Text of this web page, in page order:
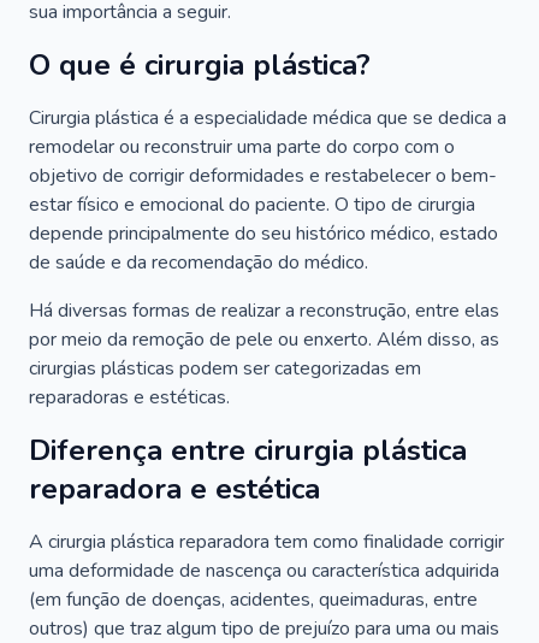
sua importância a seguir.
O que é cirurgia plástica?
Cirurgia plástica é a especialidade médica que se dedica a
remodelar ou reconstruir uma parte do corpo com o
objetivo de corrigir deformidades e restabelecer o bem-
estar físico e emocional do paciente. O tipo de cirurgia
depende principalmente do seu histórico médico, estado
de saúde e da recomendação do médico.
Há diversas formas de realizar a reconstrução, entre elas
por meio da remoção de pele ou enxerto. Além disso, as
cirurgias plásticas podem ser categorizadas em
reparadoras e estéticas.
Diferença entre cirurgia plástica
reparadora e estética
A cirurgia plástica reparadora tem como finalidade corrigir
uma deformidade de nascença ou característica adquirida
(em função de doenças, acidentes, queimaduras, entre
outros) que traz algum tipo de prejuízo para uma ou mais